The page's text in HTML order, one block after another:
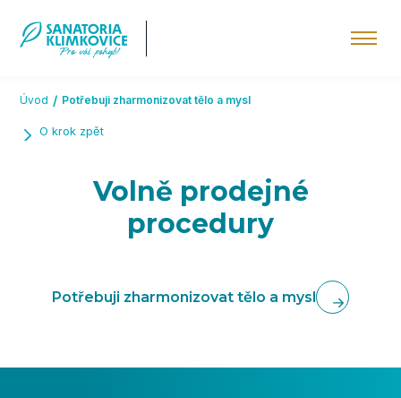
Úvod Potřebuji zharmonizovat tělo a mysl
O krok zpět
Volně prodejné
procedury
Potřebuji zharmonizovat tělo a mysl